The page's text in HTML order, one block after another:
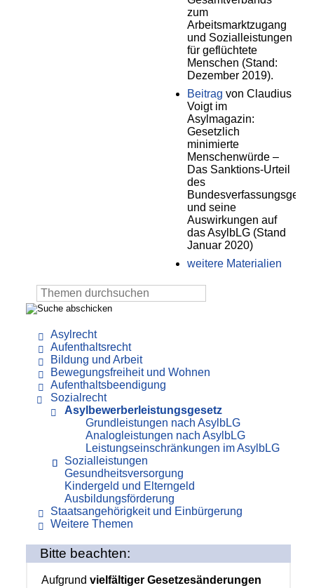
zum
Arbeitsmarktzugang
und Sozialleistungen
für geflüchtete
Menschen (Stand:
Dezember 2019).
Beitrag von Claudius
Voigt im
Asylmagazin:
Gesetzlich
minimierte
Menschenwürde –
Das Sanktions-Urteil
des
und seine
Auswirkungen auf
das AsylbLG (Stand
Januar 2020)
weitere Materialien
Asylrecht
Aufenthaltsrecht
Bildung und Arbeit
Bewegungsfreiheit und Wohnen
Aufenthaltsbeendigung
Sozialrecht
Asylbewerberleistungsgesetz
Grundleistungen nach AsylbLG
Analogleistungen nach AsylbLG
Leistungseinschränkungen im AsylbLG
Sozialleistungen
Gesundheitsversorgung
Kindergeld und Elterngeld
Ausbildungsförderung
Staatsangehörigkeit und Einbürgerung
Weitere Themen
Bitte beachten:
Aufgrund vielfältiger Gesetzesänderungen